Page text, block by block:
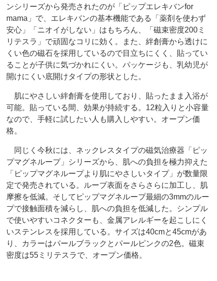
ンシリーズから発売されたのが「ピップエレキバンfor
mama」で、エレキバンの基本機能である「薬剤を使わず
安心」「ニオイがしない」はもちろん、「磁束密度200ミ
リテスラ」で頑固なコリに効く。また、絆創膏から透けに
くい色の磁石を採用しているので目立ちにくく、貼ってい
ることが子供に気づかれにくい。パッケージも、乳幼児が
開けにくい底開けタイプの形状とした。
肌にやさしい絆創膏を使用しており、貼ったまま入浴が
可能。貼っている間、効果が持続する。12粒入りと小容量
なので、手軽に試したい人も購入しやすい。オープン価
格。
同じく今秋には、ネックレスタイプの磁気治療器「ピッ
プマグネループ」シリーズから、肌への負担を極力抑えた
「ピップマグネループより肌にやさしいタイプ」が数量限
定で発売されている。ループ表面をさらさらに加工し、肌
摩擦を低減。そしてピップマグネループ最細の3mmのルー
プで接触面積を減らし、肌への負担を低減した。シンプル
で使いやすいコネクターも、金属アレルギーを起こしにく
いステンレスを採用している。サイズは40cmと45cmがあ
り、カラーはパールブラックとパールピンクの2色。磁束
密度は55ミリテスラで、オープン価格。